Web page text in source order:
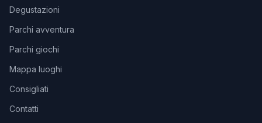
Degustazioni
Parchi avventura
Parchi giochi
Mappa luoghi
Consigliati
Contatti